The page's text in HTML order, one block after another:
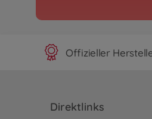
Offizieller
Direktlinks